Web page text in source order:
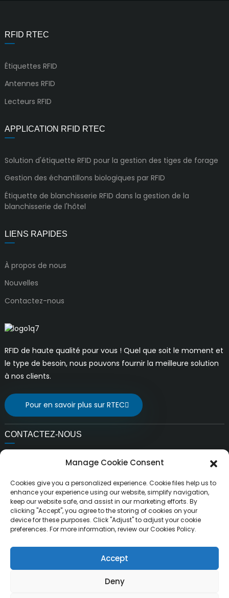
RFID RTEC
Étiquettes RFID
Antennes RFID
Lecteurs RFID
APPLICATION RFID RTEC
Solution d'étiquette RFID pour la gestion des tiges de forage
Gestion des échantillons biologiques par RFID
Étiquette de blanchisserie RFID dans la gestion de la
blanchisserie de l'hôtel
LIENS RAPIDES
À propos de nous
Nouvelles
Contactez-nous
RFID de haute qualité pour vous ! Quel que soit le moment et
le type de besoin, nous pouvons fournir la meilleure solution
à nos clients.
Pour en savoir plus sur RTEC
CONTACTEZ-NOUS
ventes@rfrid.com
Adresse:
10e bâtiment, base d'innovation, district d'innovation
scientifique, ville de MianYang, Sichuan, Chine 621000
Droits d'auteur © MianYang RuiTai Intelligent Technology Co.,
Tous droits réservés.
Manage Cookie Consent
Cookies give you a personalized experience. Cookie files help us to
enhance your experience using our website, simplify navigation,
keep our website safe, and assist in our marketing efforts. By
clicking "Accept", you agree to the storing of cookies on your
device for these purposes. Click "Adjust" to adjust your cookie
preferences. For more information, review our Cookies Policy.
Accept
Deny